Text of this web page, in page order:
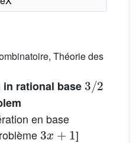
Théorie des
rational base
2
en base
3x+1 ]